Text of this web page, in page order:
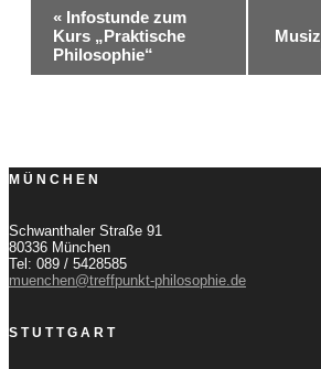
Veranstaltung-
Navigation
« Infostunde zum
Kurs „Praktische
Philosophie“
MÜNCHEN
Schwanthaler Straße 91
80336 München
Tel: 089 / 5428585
muenchen@treffpunkt-philosophie.de
STUTTGART